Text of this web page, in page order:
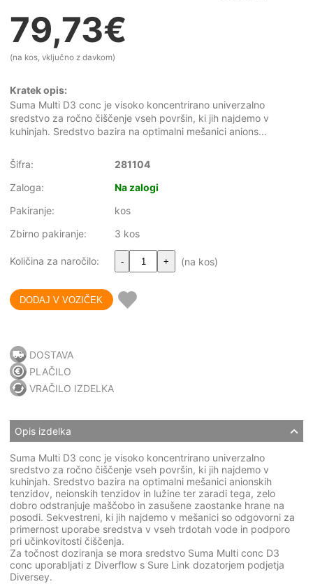
79,73€
(na kos, vključno z davkom)
Kratek opis:
Suma Multi D3 conc je visoko koncentrirano univerzalno
sredstvo za ročno čiščenje vseh površin, ki jih najdemo v
kuhinjah. Sredstvo bazira na optimalni mešanici anions...
Šifra:
281104
Zaloga:
Na zalogi
Pakiranje:
kos
Zbirno pakiranje:
3 kos
Količina za naročilo: - + (na kos)
DOSTAVA
PLAČILO
VRAČILO IZDELKA
Opis izdelka
Suma Multi D3 conc je visoko koncentrirano univerzalno
sredstvo za ročno čiščenje vseh površin, ki jih najdemo v
kuhinjah. Sredstvo bazira na optimalni mešanici anionskih
tenzidov, neionskih tenzidov in lužine ter zaradi tega, zelo
dobro odstranjuje maščobo in zasušene zaostanke hrane na
posodi. Sekvestreni, ki jih najdemo v mešanici so odgovorni za
primernost uporabe sredstva v vseh trdotah vode in podporo
pri učinkovitosti čiščenja.
Za točnost doziranja se mora sredstvo Suma Multi conc D3
conc uporabljati z Diverflow s Sure Link dozatorjem podjetja
Diversey.